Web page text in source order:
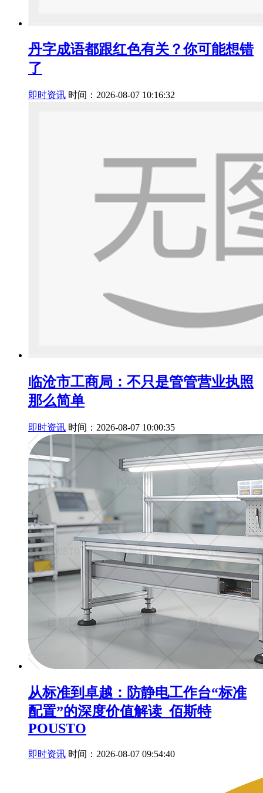
丹字成语都跟红色有关？你可能想错
了
即时资讯 时间：2026-08-07 10:16:32
临沧市工商局：不只是管管营业执照
那么简单
即时资讯 时间：2026-08-07 10:00:35
从标准到卓越：防静电工作台“标准
配置”的深度价值解读_佰斯特
POUSTO
即时资讯 时间：2026-08-07 09:54:40